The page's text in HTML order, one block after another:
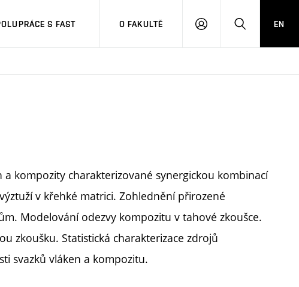
S FAST O FAKULTĚ
PŘIHLÁSITHLEDAT
EN
a kompozity charakterizované synergickou kombinací
v křehké matrici. Zohlednění přirozené
Modelování odezvy kompozitu v tahové zkoušce.
zkoušku. Statistická charakterizace zdrojů
svazků vláken a kompozitu.